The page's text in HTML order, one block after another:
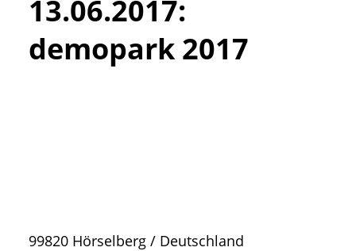
• Geschichte und Geschichten
• Messen und Veranstaltungen
• Mitteilung der Redaktion
13.06.2017:
demopark 2017
99820 Hörselberg / Deutschland